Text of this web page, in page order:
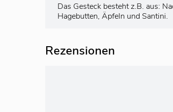
Das Gesteck besteht z.B. aus:
Hagebutten, Äpfeln und Santini.
Rezensionen